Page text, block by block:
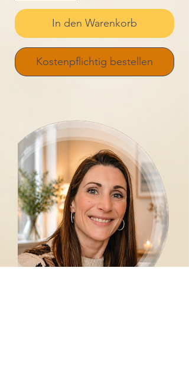
In den Warenkorb
Kostenpflichtig bestellen